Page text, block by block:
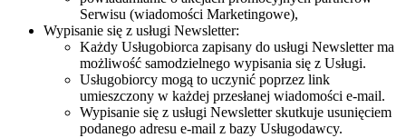
Serwisu (wiadomości Marketingowe),
Wypisanie się z usługi Newsletter:
Każdy Usługobiorca zapisany do usługi Newsletter ma
możliwość samodzielnego wypisania się z Usługi.
Usługobiorcy mogą to uczynić poprzez link
umieszczony w każdej przesłanej wiadomości e-mail.
Wypisanie się z usługi Newsletter skutkuje usunięciem
podanego adresu e-mail z bazy Usługodawcy.